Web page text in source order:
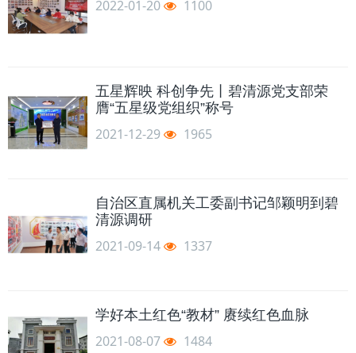
2022-01-20 1100
五星辉映 科创争先丨碧清源党支部荣
膺“五星级党组织”称号
2021-12-29 1965
自治区直属机关工委副书记邹颖明到碧
清源调研
2021-09-14 1337
学好本土红色“教材” 赓续红色血脉
2021-08-07 1484